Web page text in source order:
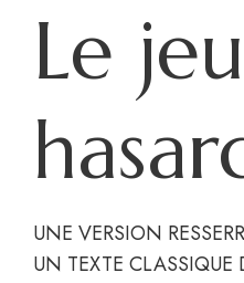
Le
UNE VERSION
UN TEXTE